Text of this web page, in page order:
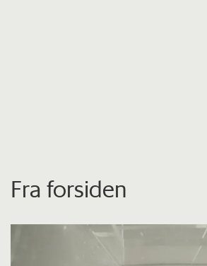
Fra forsiden